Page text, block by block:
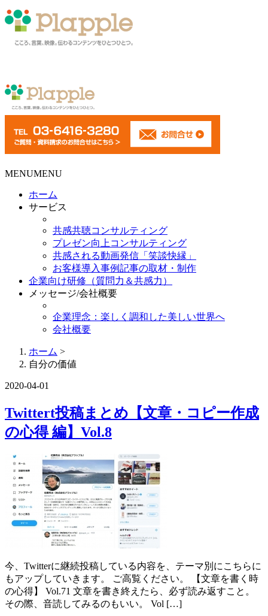
MENUMENU
ホーム
サービス
共感共聴コンサルティング
プレゼン向上コンサルティング
共感される動画発信「笑談快縁」
お客様導入事例記事の取材・制作
企業向け研修（質問力＆共感力）
メッセージ/会社概要
企業理念：楽しく調和した美しい世界へ
会社概要
ホーム >
自分の価値
2020-04-01
Twittert投稿まとめ【文章・コピー作成
の心得 編】Vol.8
今、Twitterに継続投稿している内容を、テーマ別にこちらに
もアップしていきます。 ご高覧ください。 【文章を書く時
の心得】 Vol.71 文章を書き終えたら、必ず読み返すこと。
その際、音読してみるのもいい。 Vol […]